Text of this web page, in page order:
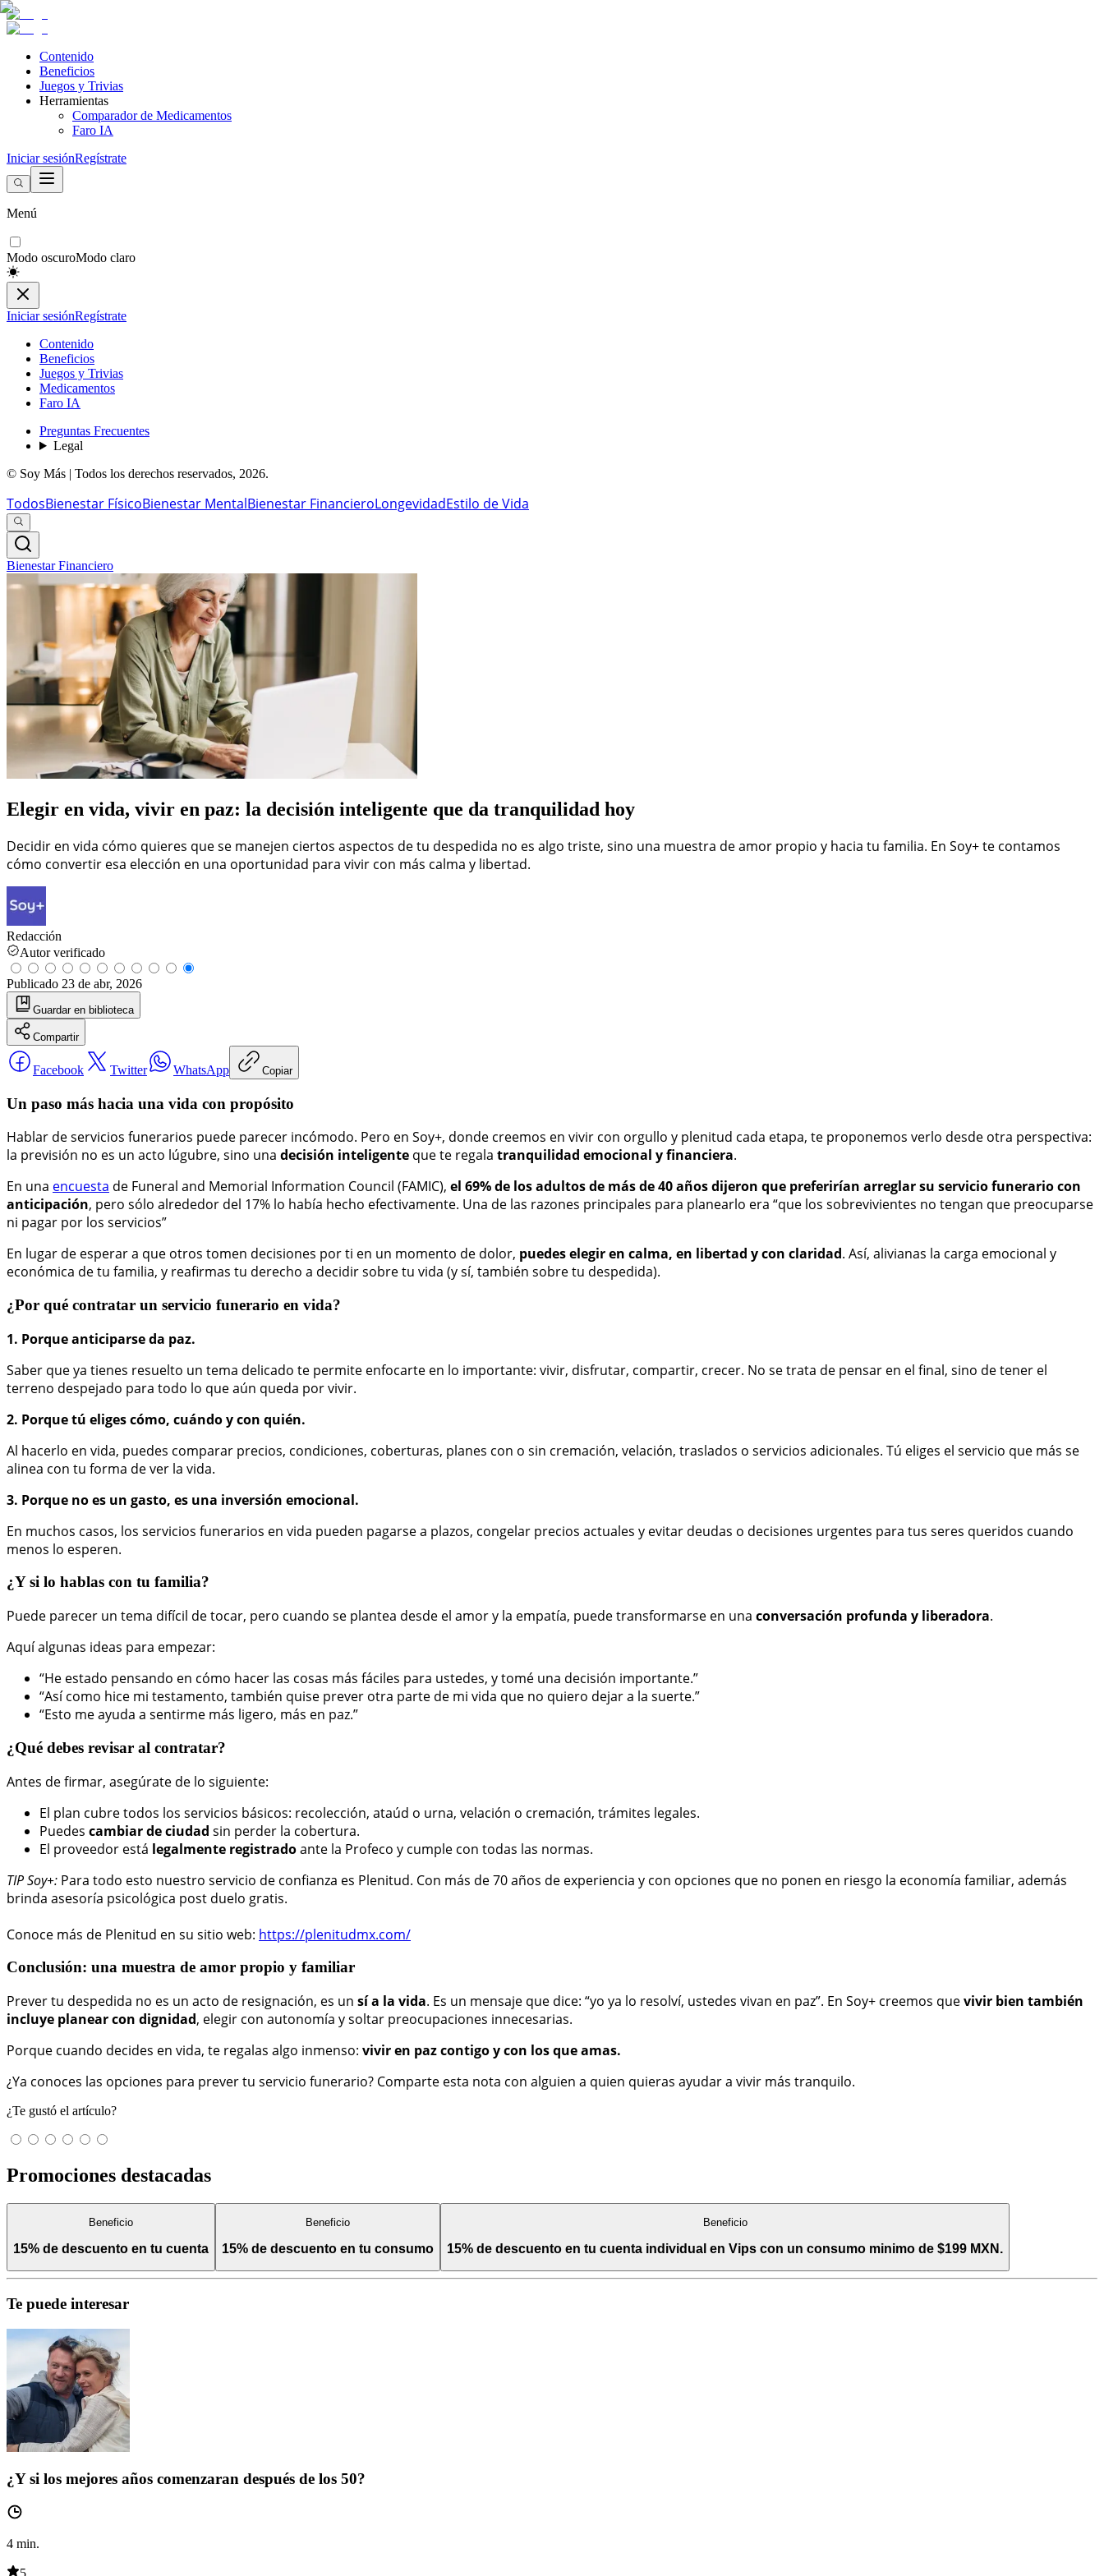
Contenido
Beneficios
Juegos y Trivias
Herramientas
Comparador de Medicamentos
Faro IA
Iniciar sesiónRegístrate
Menú
Modo oscuroModo claro
Iniciar sesiónRegístrate
Contenido
Beneficios
Juegos y Trivias
Medicamentos
Faro IA
Preguntas Frecuentes
Legal
© Soy Más | Todos los derechos reservados, 2026.
TodosBienestar FísicoBienestar MentalBienestar FinancieroLongevidadEstilo de Vida
Bienestar Financiero
Elegir en vida, vivir en paz: la decisión inteligente que da tranquilidad hoy
Decidir en vida cómo quieres que se manejen ciertos aspectos de tu despedida no es algo triste, sino una muestra de amor propio y hacia tu familia. En Soy+ te contamos
cómo convertir esa elección en una oportunidad para vivir con más calma y libertad.
Redacción
Autor verificado
Publicado 23 de abr, 2026
Guardar en biblioteca
Compartir
Facebook Twitter WhatsApp Copiar
Un paso más hacia una vida con propósito
Hablar de servicios funerarios puede parecer incómodo. Pero en Soy+, donde creemos en vivir con orgullo y plenitud cada etapa, te proponemos verlo desde otra perspectiva:
la previsión no es un acto lúgubre, sino una decisión inteligente que te regala tranquilidad emocional y financiera.
En una encuesta de Funeral and Memorial Information Council (FAMIC), el 69% de los adultos de más de 40 años dijeron que preferirían arreglar su servicio funerario con
anticipación, pero sólo alrededor del 17% lo había hecho efectivamente. Una de las razones principales para planearlo era “que los sobrevivientes no tengan que preocuparse
ni pagar por los servicios”
En lugar de esperar a que otros tomen decisiones por ti en un momento de dolor, puedes elegir en calma, en libertad y con claridad. Así, alivianas la carga emocional y
económica de tu familia, y reafirmas tu derecho a decidir sobre tu vida (y sí, también sobre tu despedida).
¿Por qué contratar un servicio funerario en vida?
1. Porque anticiparse da paz.
Saber que ya tienes resuelto un tema delicado te permite enfocarte en lo importante: vivir, disfrutar, compartir, crecer. No se trata de pensar en el final, sino de tener el
terreno despejado para todo lo que aún queda por vivir.
2. Porque tú eliges cómo, cuándo y con quién.
Al hacerlo en vida, puedes comparar precios, condiciones, coberturas, planes con o sin cremación, velación, traslados o servicios adicionales. Tú eliges el servicio que más se
alinea con tu forma de ver la vida.
3. Porque no es un gasto, es una inversión emocional.
En muchos casos, los servicios funerarios en vida pueden pagarse a plazos, congelar precios actuales y evitar deudas o decisiones urgentes para tus seres queridos cuando
menos lo esperen.
¿Y si lo hablas con tu familia?
Puede parecer un tema difícil de tocar, pero cuando se plantea desde el amor y la empatía, puede transformarse en una conversación profunda y liberadora.
Aquí algunas ideas para empezar:
“He estado pensando en cómo hacer las cosas más fáciles para ustedes, y tomé una decisión importante.”
“Así como hice mi testamento, también quise prever otra parte de mi vida que no quiero dejar a la suerte.”
“Esto me ayuda a sentirme más ligero, más en paz.”
¿Qué debes revisar al contratar?
Antes de firmar, asegúrate de lo siguiente:
El plan cubre todos los servicios básicos: recolección, ataúd o urna, velación o cremación, trámites legales.
Puedes cambiar de ciudad sin perder la cobertura.
El proveedor está legalmente registradoante la Profeco y cumple con todas las normas.
TIP Soy+: Para todo esto nuestro servicio de confianza es Plenitud. Con más de 70 años de experiencia y con opciones que no ponen en riesgo la economía familiar, además
brinda asesoría psicológica post duelo gratis.
Conoce más de Plenitud en su sitio web: https://plenitudmx.com/
Conclusión: una muestra de amor propio y familiar
Prever tu despedida no es un acto de resignación, es un sí a la vida. Es un mensaje que dice: “yo ya lo resolví, ustedes vivan en paz”. En Soy+ creemos quevivir bien también
incluye planear con dignidad, elegir con autonomía y soltar preocupaciones innecesarias.
Porque cuando decides en vida, te regalas algo inmenso: vivir en paz contigo y con los que amas.
¿Ya conoces las opciones para prever tu servicio funerario? Comparte esta nota con alguien a quien quieras ayudar a vivir más tranquilo.
¿Te gustó el artículo?
Promociones destacadas
Beneficio
15% de descuento en tu cuenta
Beneficio
15% de descuento en tu consumo
Beneficio
15% de descuento en tu cuenta individual en Vips con un consumo minimo de $199 MXN.
Te puede interesar
¿Y si los mejores años comenzaran después de los 50?
4 min.